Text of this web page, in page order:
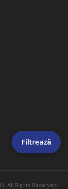
All Rights Reserved.
Filtrează